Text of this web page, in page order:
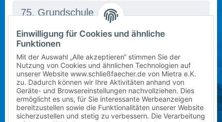
In dieser Schule stehen derzeit leider keine Schließfächer
zur Verfügung. Bitte kontaktieren Sie uns per E-Mail
aninfo@mietra.de.
Mietbeginn wählen
Schuljahr 2026/2027 (ab sofort)
Klasse wählen
Bitte wählen Sie die korrekte Klassenstufe im
kommenden Schuljahr.
1
Einwilligung für Cookies und ähnliche
Funktionen
Mit der Auswahl „Alle akzeptieren“ stimmen Sie der
Nutzung von Cookies und ähnlichen Technologien auf
unserer Website www.schließfaecher.de von Mietra e.K.
zu. Dadurch können wir Ihre Aktivitäten anhand von
Geräte- und Browsereinstellungen nachvollziehen. Dies
ermöglicht es uns, für Sie interessante Werbeanzeigen
bereitzustellen sowie die Funktionalitäten unserer Website
sicherzustellen und stetig zu verbessern. Die Verarbeitung